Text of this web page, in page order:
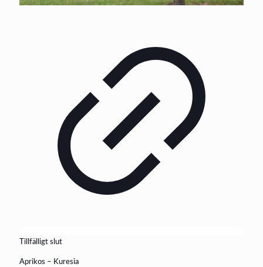
Tillfälligt slut
Aprikos – Kuresia